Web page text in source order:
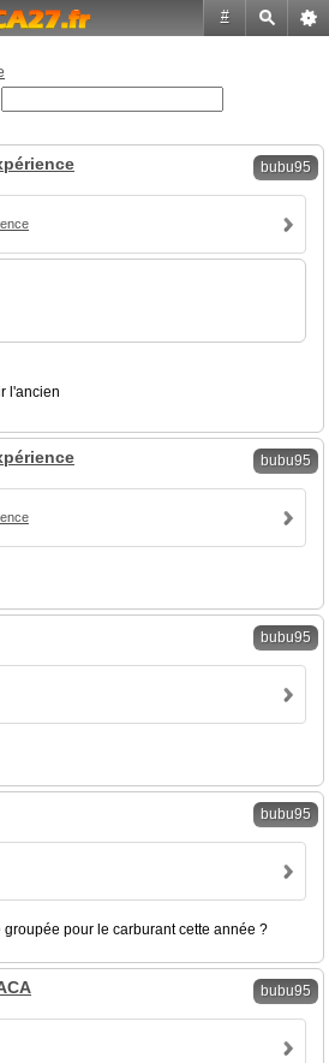
#
bubu95
l'ancien
bubu95
bubu95
bubu95
groupée pour le carburant cette année ?
bubu95